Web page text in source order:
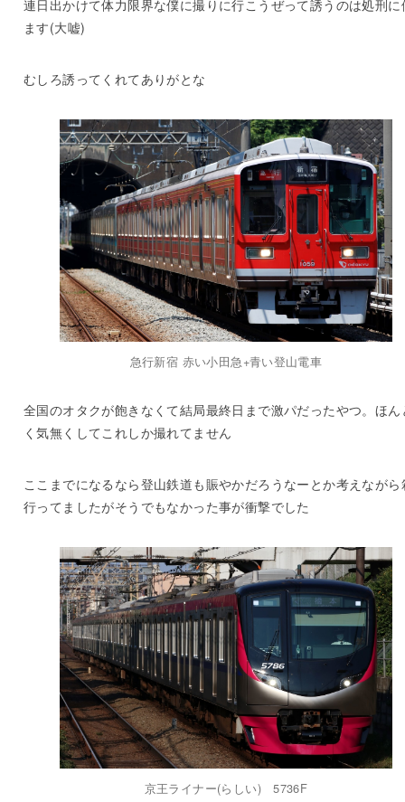
連日出かけて体力限界な僕に撮りに行こうぜって誘うのは処刑に
ます(大嘘)
むしろ誘ってくれてありがとな
急行新宿 赤い小田急+青い登山電車
全国のオタクが飽きなくて結局最終日まで激パだったやつ。ほん
く気無くしてこれしか撮れてません
ここまでになるなら登山鉄道も賑やかだろうなーとか考えながら
行ってましたがそうでもなかった事が衝撃でした
京王ライナー(らしい) 5736F